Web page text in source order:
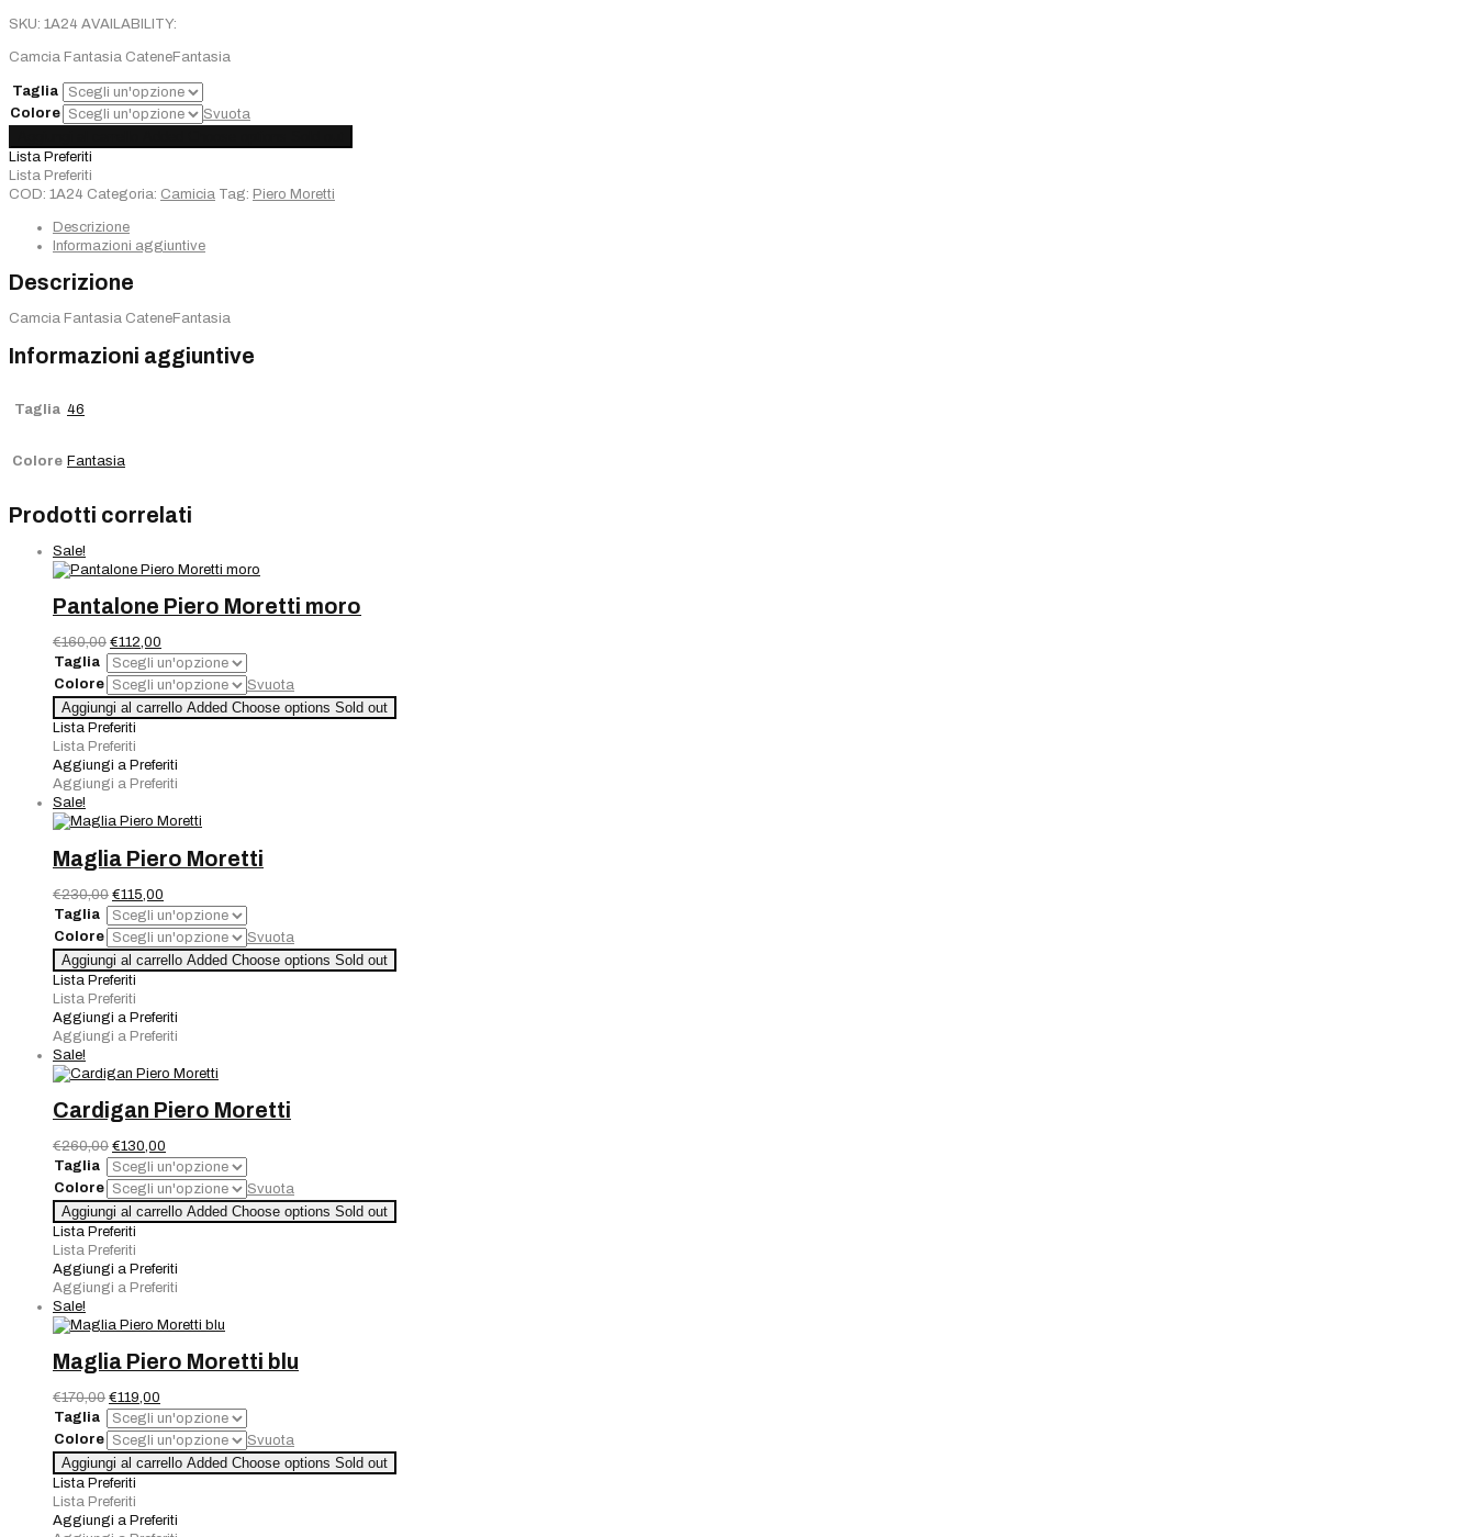
originale
€246,00.
attuale
€196,80.
SKU: 1A24 AVAILABILITY:
Camcia Fantasia CateneFantasia
Taglia
Colore
Svuota
Piero
Moretti
quantità
Lista Preferiti
Lista Preferiti
COD: 1A24 Categoria: Camicia Tag: Piero Moretti
Descrizione
Informazioni aggiuntive
Descrizione
Camcia Fantasia CateneFantasia
Informazioni aggiuntive
Taglia 46
Colore Fantasia
Prodotti correlati
Sale!
Pantalone Piero Moretti moro
€160,00 Il
prezzo
originale
era:
€160,00.
€112,00
prezzo
attuale
è:
€112,00.
Taglia
Colore
Svuota
Pantalone
Piero
Moretti
moro
quantità
Aggiungi al carrello Added Choose options Sold out
Lista Preferiti
Lista Preferiti
Aggiungi a Preferiti
Aggiungi a Preferiti
Sale!
Maglia Piero Moretti
€230,00 Il
prezzo
originale
era:
€230,00.
€115,00
prezzo
attuale
è:
€115,00.
Taglia
Colore
Svuota
Maglia
Piero
Moretti
quantità
Aggiungi al carrello Added Choose options Sold out
Lista Preferiti
Lista Preferiti
Aggiungi a Preferiti
Aggiungi a Preferiti
Sale!
Cardigan Piero Moretti
€260,00 Il
prezzo
originale
era:
€260,00.
€130,00
prezzo
attuale
è:
€130,00.
Taglia
Colore
Svuota
Cardigan
Piero
Moretti
quantità
Aggiungi al carrello Added Choose options Sold out
Lista Preferiti
Lista Preferiti
Aggiungi a Preferiti
Aggiungi a Preferiti
Sale!
Maglia Piero Moretti blu
€170,00 Il
prezzo
originale
era:
€170,00.
€119,00
prezzo
attuale
è:
€119,00.
Taglia
Colore
Svuota
Maglia
Piero
Moretti
blu
Aggiungi al carrello Added Choose options Sold out
Lista Preferiti
Lista Preferiti
Aggiungi a Preferiti